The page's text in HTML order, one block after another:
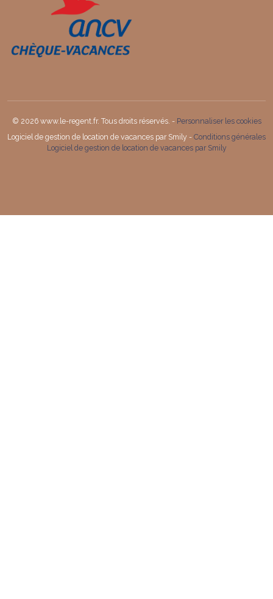
© 2026 www.le-regent.fr. Tous droits réservés. - Personnaliser les cookies
Logiciel de gestion de location de vacances par Smily - Conditions générales
Logiciel de gestion de location de vacances par Smily